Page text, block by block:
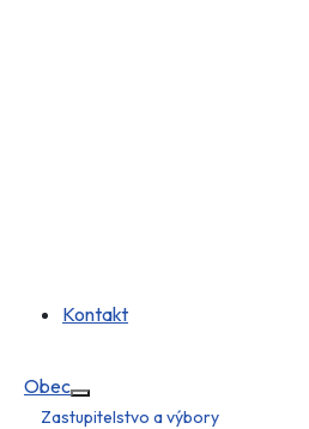
Kontakt
Obec
Více o: Obec
Zastupitelstvo a výbory